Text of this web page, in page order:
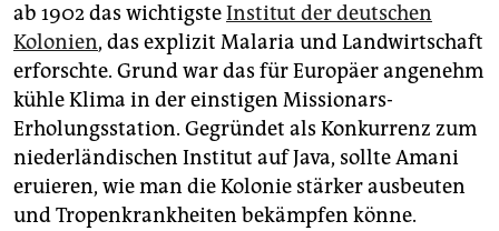
ab 1902 das wichtigsteInstitut der deutschen
Kolonien, das explizit Malaria und Landwirtschaft
erforschte. Grund war das für Europäer angenehm
kühle Klima in der einstigen Missionars-
Erholungsstation. Gegründet als Konkurrenz zum
niederländischen Institut auf Java, sollte Amani
eruieren, wie man die Kolonie stärker ausbeuten
und Tropenkrankheiten bekämpfen könne.